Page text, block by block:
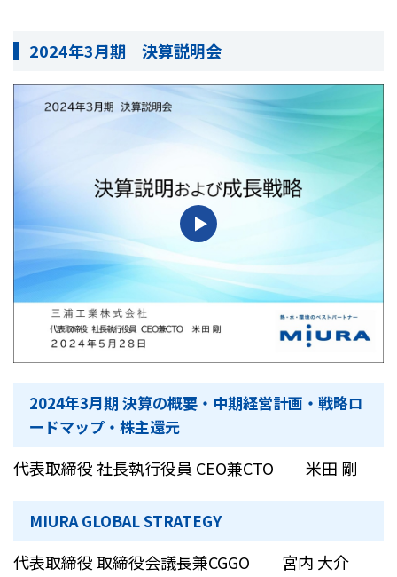
2024年3月期 決算説明会
2024年3月期 決算の概要・中期経営計画・戦略ロ
ードマップ・株主還元
代表取締役 社長執行役員 CEO兼CTO 米田 剛
MIURA GLOBAL STRATEGY
代表取締役 取締役会議長兼CGGO 宮内 大介